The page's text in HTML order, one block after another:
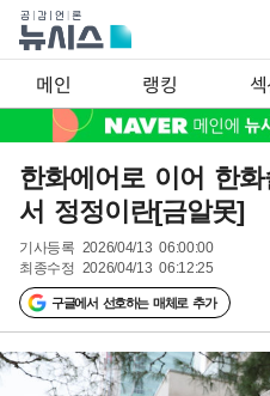
메인 랭킹
한화에어로 이어 한
서 정정이란[금알못]
기사등록 2026/04/13 06:00:00
최종수정 2026/04/13 06:12:25
구글에서 선호하는 매체로 추가